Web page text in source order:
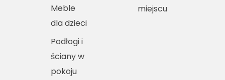
Meble
dla dzieci
Podłogi i
ściany w
pokoju
miejscu